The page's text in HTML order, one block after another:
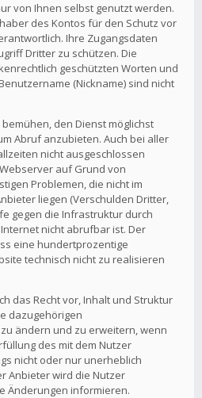
von Ihnen selbst genutzt werden.
des Kontos für den Schutz vor
Ihre Zugangsdaten
Dritter zu schützen. Die
geschützten Worten und
(Nickname) sind nicht
den Dienst möglichst
Abruf anzubieten. Auch bei aller
nicht ausgeschlossen
auf Grund von
Problemen, die nicht im
liegen (Verschulden Dritter,
gegen die Infrastruktur durch
nicht abrufbar ist. Der
eine hundertprozentige
technisch nicht zu realisieren
das Recht vor, Inhalt und Struktur
dazugehörigen
ändern und zu erweitern, wenn
des mit dem Nutzer
nicht oder nur unerheblich
Anbieter wird die Nutzer
Änderungen informieren.